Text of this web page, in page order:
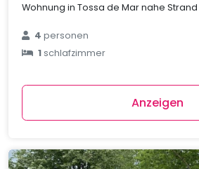
Wohnung in Tossa de Mar nahe
4personen
1schlafzimmer
Anzeigen